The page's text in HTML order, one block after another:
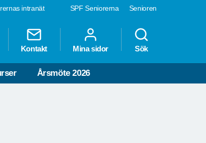
SPF Seniorerna Senioren
intranät
Kontakt Mina sidor Sök
Årsmöte 2026